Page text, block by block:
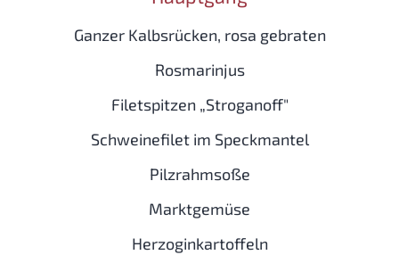
Ganzer Kalbsrücken, rosa gebraten
Rosmarinjus
Filetspitzen „Stroganoff"
Schweinefilet im Speckmantel
Pilzrahmsoße
Marktgemüse
Herzoginkartoffeln